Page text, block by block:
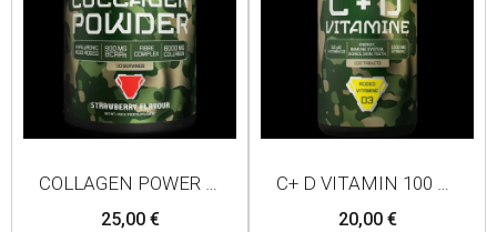
COLLAGEN POWER 450G STRAWBERRY
Prezzo
25,00 €
C+ D VITAMIN 100 TABLETS
Prezzo
20,00 €